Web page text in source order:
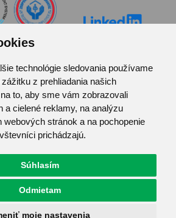
technológie sledovania používame
z prehliadania našich
to, aby sme vám zobrazovali
a cielené reklamy, na analýzu
webových stránok a na pochopenie
prichádzajú.
Súhlasím
Odmietam
moje nastavenia